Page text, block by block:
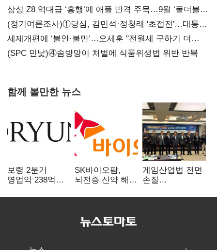
삼성 Z8 역대급 ‘흥행’에 애플 반격 주목…9월 ‘폴더블
대전’
(정기여론조사)①당심, 김민석·정청래 '초접전'…대통령
지지도 '50% 아래로'(종합)
세제개편에 ‘불안·불만’…오세훈 "전월세 구하기 더
힘들어질 것"
(SPC 민낯)④솜방망이 처벌에 식품위생법 위반 반복
함께 볼만한 뉴스
보령 2분기
영업익 238억…
SK바이오팜,
뇌전증 신약 해외
차세대 신약 개발
게임산업법 전면
손질
규제 걷고